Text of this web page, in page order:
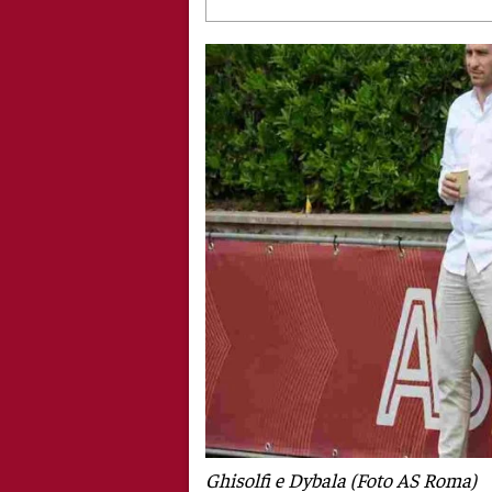
Ghisolfi e Dybala (Foto AS Roma)